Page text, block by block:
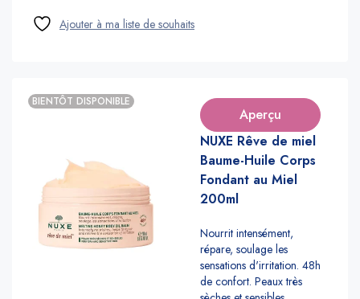
BIENTÔT DISPONIBLE
Aperçu
NUXE Rêve de miel
Baume-Huile Corps
Fondant au Miel
200ml
Nourrit intensément,
répare, soulage les
sensations d'irritation. 48h
de confort. Peaux très